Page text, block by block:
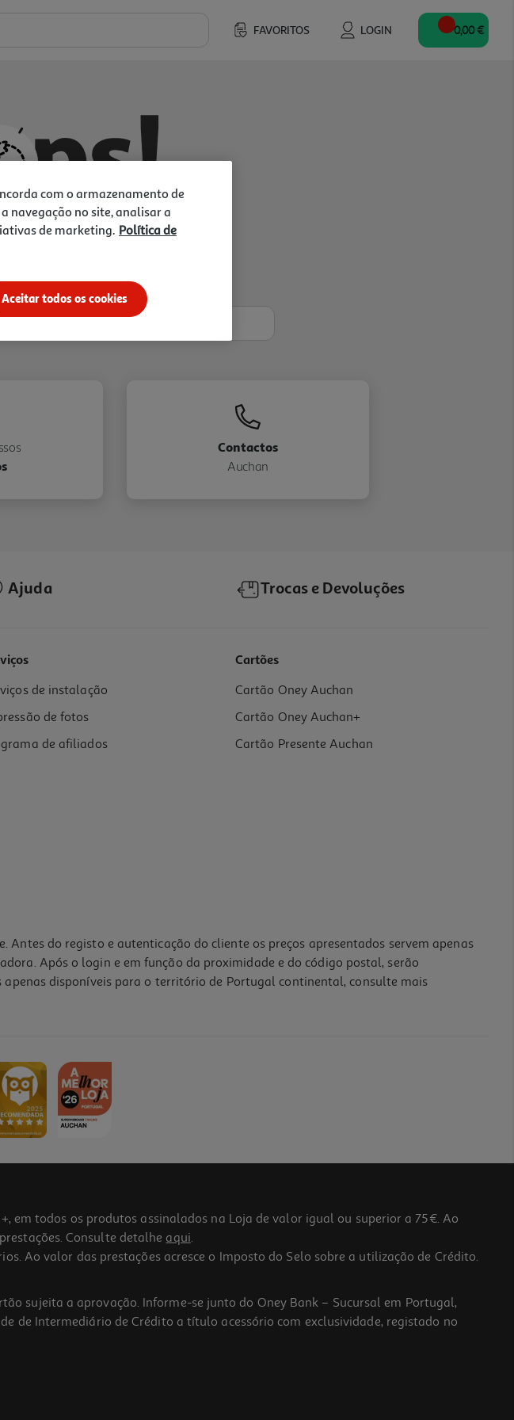
FAVORITOS LOGIN 0,00 €
de novo?
Contactos
Auchan
Ajuda Trocas e Devoluções
de instalação
de fotos
de afiliados
Cartões
Cartão Oney Auchan
Cartão Oney Auchan+
Cartão Presente Auchan
do registo e autenticação do cliente os preços apresentados servem apenas
Após o login e em função da proximidade e do código postal, serão
disponíveis para o território de Portugal continental, consulte mais
em todos os produtos assinalados na Loja de valor igual ou superior a 75€. Ao
Consulte detalhe aqui.
Ao valor das prestações acresce o Imposto do Selo sobre a utilização de Crédito.
sujeita a aprovação. Informe-se junto do Oney Bank – Sucursal em Portugal,
de Intermediário de Crédito a título acessório com exclusividade, registado no
com o armazenamento de
navegação no site, analisar a
de marketing. Política de
Aceitar todos os cookies